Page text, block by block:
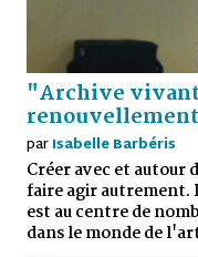
"Archive
parIsabelle Barbéris
Créer avec et
faire agir autrement.
est au centre de
dans le monde de